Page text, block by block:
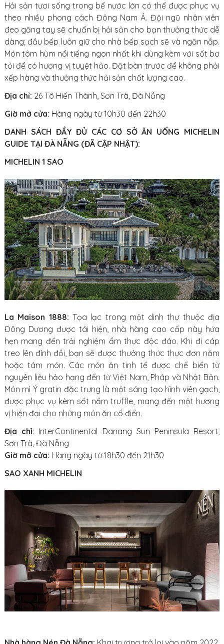
Hải sản tươi sống trong bể nước lớn có thể được phục vụ
theo nhiều phong cách Đông Nam Á. Đội ngũ nhân viên
đeo găng tay sẽ chuẩn bị hải sản cho bạn thưởng thức dễ
dàng; đầu bếp luôn giữ cho nhà bếp sạch sẽ và ngăn nắp.
Món tôm hùm nổi tiếng ngon nhất khi dùng kèm với sốt bơ
tỏi để có hương vị tuyệt hảo. Đặt bàn trước để không phải
xếp hàng và thưởng thức hải sản chất lượng cao.
Địa chỉ: 26 Tô Hiến Thành, Sơn Trà, Đà Nẵng
Giờ mở cửa: Hàng ngày từ 10h30 đến 22h30
DANH SÁCH ĐẦY ĐỦ CÁC CƠ SỞ ĂN UỐNG MICHELIN
GUIDE TẠI ĐÀ NẴNG (ĐÃ CẬP NHẬT):
MICHELIN 1 SAO
La Maison 1888: Tọa lạc trong một dinh thự thuộc địa
Đông Dương được tái hiện, nhà hàng cao cấp này hứa
hẹn mang đến trải nghiệm ẩm thực độc đáo. Khi đi cáp
treo lên đỉnh đồi, bạn sẽ được thưởng thức thực đơn năm
hoặc tám món. Các món ăn tinh tế được chế biến từ
nguyên liệu hảo hạng đến từ Việt Nam, Pháp và Nhật Bản.
Món mì Ý gratin đặc trưng là một sáng tạo hình viên gạch,
được phục vụ kèm sốt nấm truffle, mang đến một hương
vị hiện đại cho những món ăn cổ điển.
Địa chỉ: InterContinental Danang Sun Peninsula Resort,
Sơn Trà, Đà Nẵng
Giờ mở cửa: Hàng ngày từ 18h30 đến 21h30
SAO XANH MICHELIN